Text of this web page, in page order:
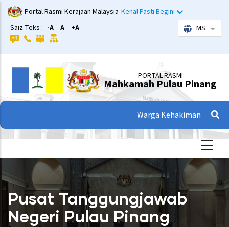
Langkau
ke
kandungan
utama
Portal Rasmi Kerajaan Malaysia Kenal Pasti Begini
Saiz Teks : -A A +A MS
PORTAL RASMI
Mahkamah Pulau Pinang
Warga Kehakiman
Pusat Tanggungjawab
Negeri Pulau Pinang